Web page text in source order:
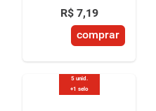
R$ 7,19
comprar
5 unid.
+1 selo